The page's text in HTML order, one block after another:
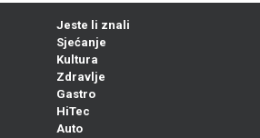
Jeste li znali
Sjećanje
Kultura
Zdravlje
Gastro
HiTec
Auto